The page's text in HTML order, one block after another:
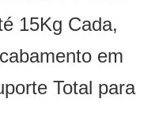
15Kg Cada,
em
Total para